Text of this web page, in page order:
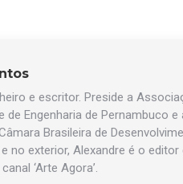
e escritor. Preside a
de Engenharia de Pernambuco
Brasileira de
no exterior, Alexandre é o
‘Arte Agora’.